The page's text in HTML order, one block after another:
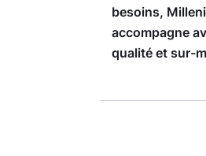
besoins,
accompagne
qualité et sur-